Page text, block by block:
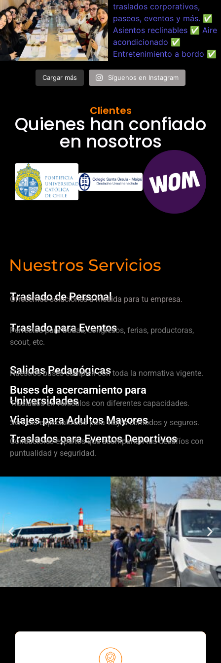
Cargar más Síguenos en Instagram
Clientes
Quienes han confiado
en nosotros
Nuestros Servicios
Traslado de Personal
Ofrecemos soluciones a medida para tu empresa.
Traslado para Eventos
Perfectos para bodas, congresos, ferias, productoras,
scout, etc.
Salidas Pedagógicas
Nuestros buses cumplen con toda la normativa vigente.
Buses de acercamiento para
Universidades
Traslados en vehículos con diferentes capacidades.
Viajes para Adultos Mayores
Servicio especializado para viajes cómodos y seguros.
Traslados para Eventos Deportivos
Conductores expertos que acompañan tus desafíos con
puntualidad y seguridad.